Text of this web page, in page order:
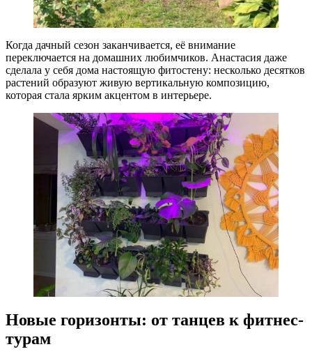
Когда дачный сезон заканчивается, её внимание
переключается на домашних любимчиков. Анастасия даже
сделала у себя дома настоящую фитостену: несколько десятков
растений образуют живую вертикальную композицию,
которая стала ярким акцентом в интерьере.
Новые горизонты: от танцев к фитнес-
турам